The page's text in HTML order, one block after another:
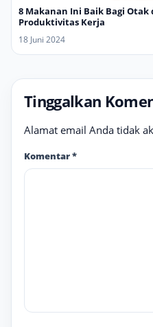
8 Makanan Ini Baik Bagi
Produktivitas Kerja
18 Juni 2024
Tinggalkan
Alamat email Anda tidak
Komentar*